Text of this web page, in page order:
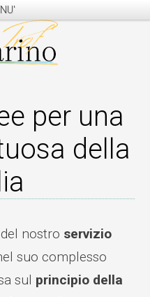
per una
della
nostro servizio
suo complesso
sul principio della